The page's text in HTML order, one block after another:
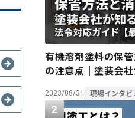
有機溶剤塗料の保
の注意点｜塗装会
2023/08/31 現場インタビ